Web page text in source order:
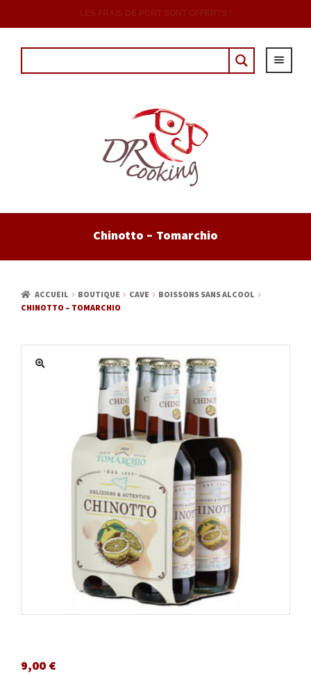
ACCUEIL
CAVE
ACTUALITÉS
MON COMPTE
Chinotto – Tomarchio
ACCUEIL BOUTIQUE CAVE
BOISSONS SANS ALCOOL
CHINOTTO – TOMARCHIO
9,00 €